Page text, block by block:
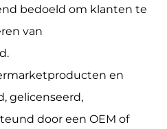
bedoeld om klanten te
van
en
gelicenseerd,
door een OEM of